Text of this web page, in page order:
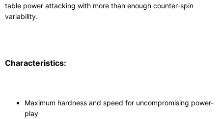
table power attacking with more than enough counter-spin
variability.
Characteristics:
Maximum hardness and speed for uncompromising power-
play